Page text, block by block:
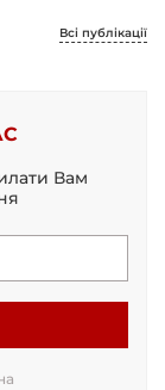
Всі публікації
Вам